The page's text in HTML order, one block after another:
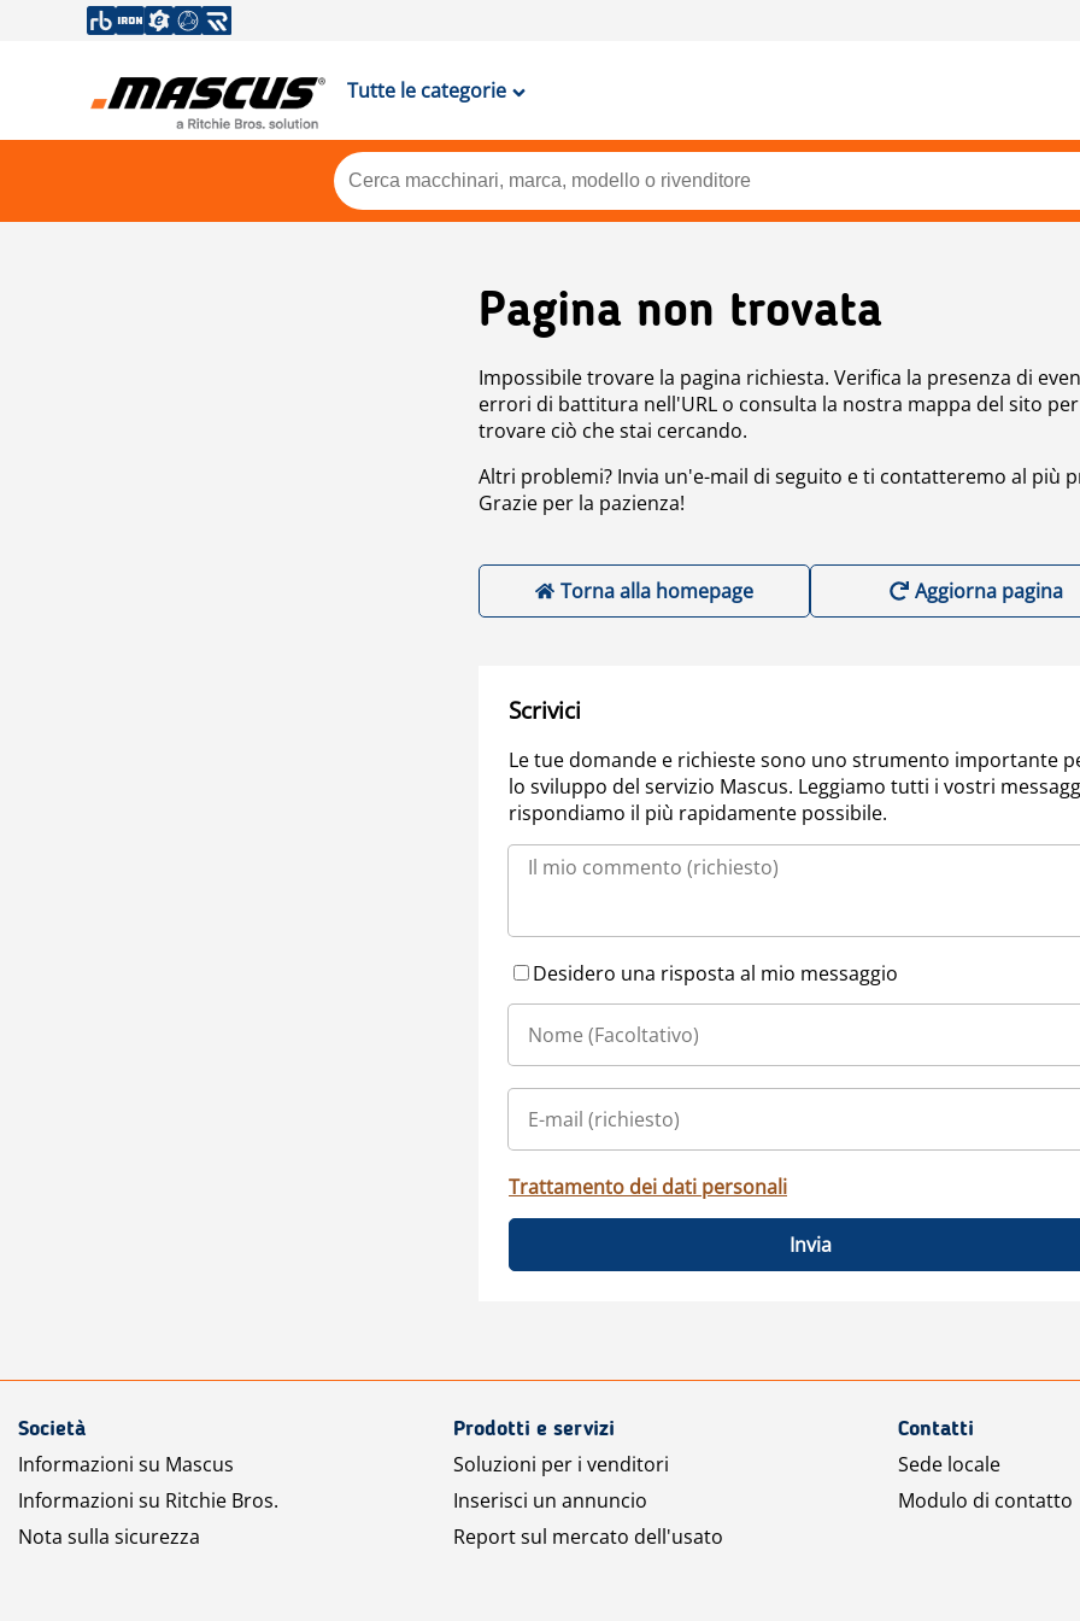
Tutte le categorie
Pagina non trovata
Impossibile trovare la pagina richiesta. Verifica la presenza di
errori di battitura nell'URL o consulta la nostra mappa del sito per
trovare ciò che stai cercando.
Altri problemi? Invia un'e-mail di seguito e ti contatteremo al più
Grazie per la pazienza!
Torna alla homepage Aggiorna pagina
Scrivici
Le tue domande e richieste sono uno strumento importante
lo sviluppo del servizio Mascus. Leggiamo tutti i vostri
rispondiamo il più rapidamente possibile.
Desidero una risposta al mio messaggio
Trattamento dei dati personali
Invia
Società
Informazioni su Mascus
Informazioni su Ritchie Bros.
Nota sulla sicurezza
Prodotti e servizi
Soluzioni per i venditori
Inserisci un annuncio
Report sul mercato dell'usato
Contatti
Sede locale
Modulo di contatto